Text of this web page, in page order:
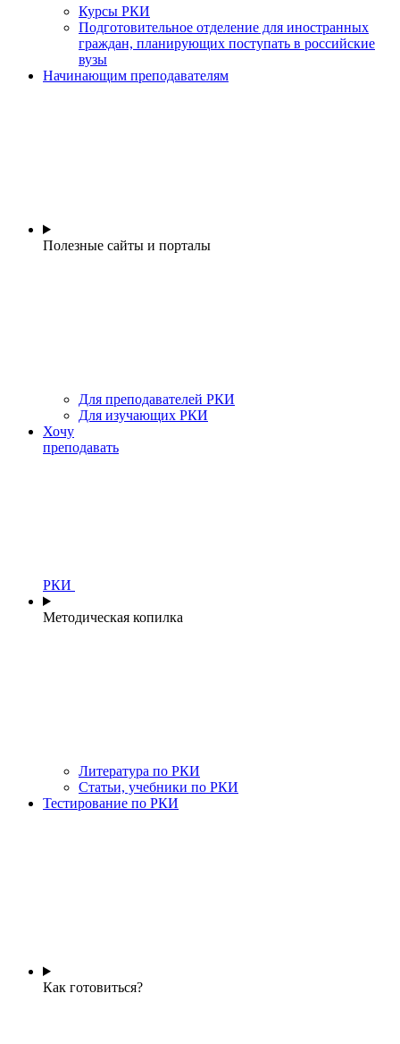
Курсы РКИ
Подготовительное отделение для иностранных
граждан, планирующих поступать в российские
вузы
Начинающим преподавателям
Полезные сайты и порталы
Для преподавателей РКИ
Для изучающих РКИ
Хочу
преподавать
РКИ
Методическая копилка
Литература по РКИ
Статьи, учебники по РКИ
Тестирование по РКИ
Как готовиться?